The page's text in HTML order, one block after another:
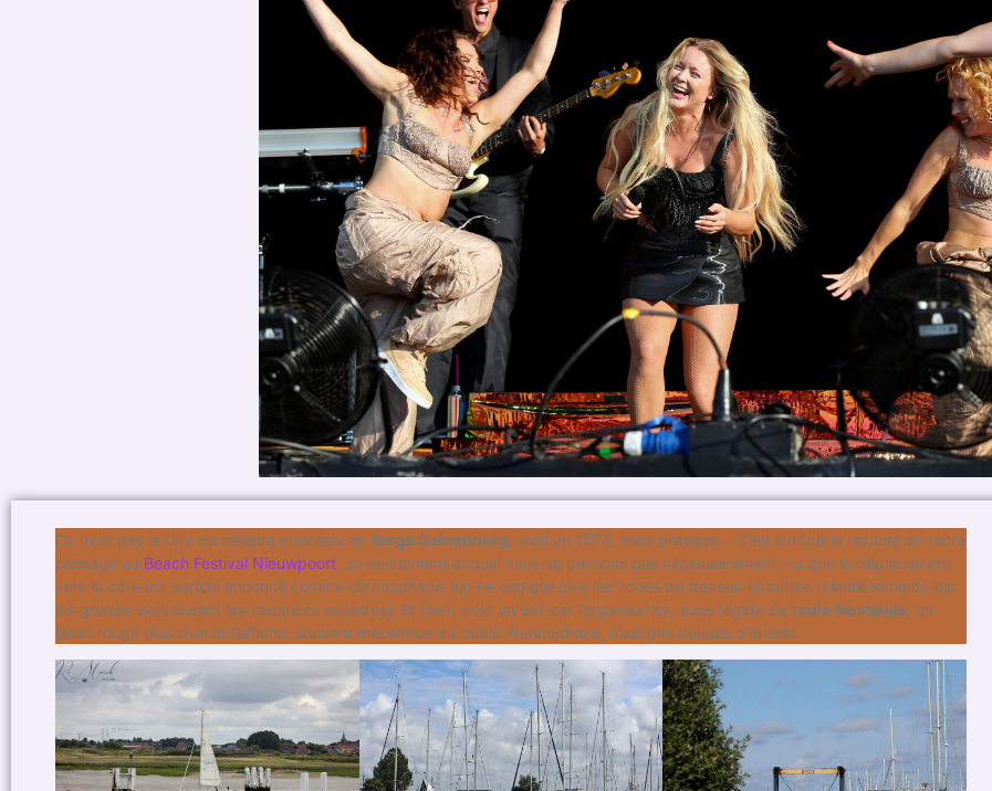
Ce n’est pas le titre du célèbre morceau de Serge Gainsbourg , sorti en 1978, mais presque… C’est surtout le résumé de notre
passage au Beach Festival Nieuwpoort , un événement auquel nous ne pensons pas nécessairement, vu que le déplacement
vers la côte est parfois annoncé comme chronophage (on ne compte plus les zones de travaux et autres ralentissements sur
les grands axes durant les vacances scolaires). Et bien, c’est un tort car l’organisation, sous l’égide de radio Nostalgie , en
ferait rougir plus d’un et l’affiche, souvent méconnue du public francophone, n’est pas dénuée d’intérêt.